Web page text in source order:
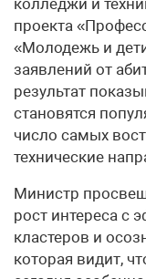
проекта
«Молодежь и
заявлений от
результат
становятся
число самых
технические
Министр
рост интереса с
кластеров и
которая видит,